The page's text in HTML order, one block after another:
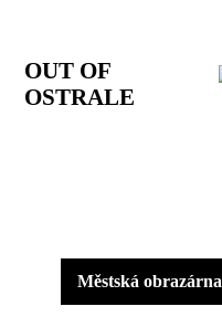
OUT OF
OSTRALE
Městská obrazárna